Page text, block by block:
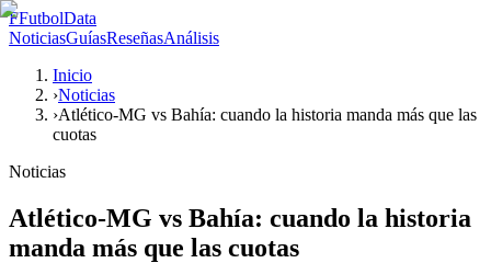
FFutbolData
NoticiasGuíasReseñasAnálisis
Inicio
›Noticias
›Atlético-MG vs Bahía: cuando la historia manda más que las
cuotas
Noticias
Atlético-MG vs Bahía: cuando la historia
manda más que las cuotas